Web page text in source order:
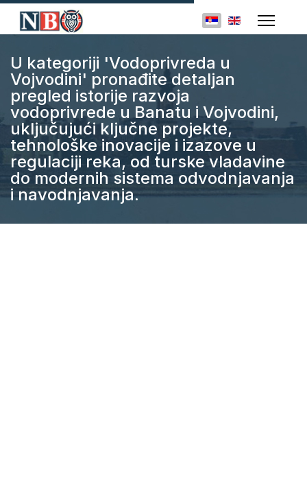
Izaberite vaš jezik
U kategoriji 'Vodoprivreda u
Vojvodini' pronađite detaljan
pregled istorije razvoja
vodoprivrede u Banatu i Vojvodini,
uključujući ključne projekte,
tehnološke inovacije i izazove u
regulaciji reka, od turske vladavine
do modernih sistema odvodnjavanja
i navodnjavanja.